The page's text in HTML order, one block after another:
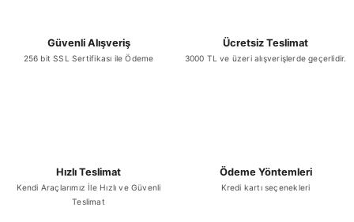
Güvenli Alışveriş
256 bit SSL Sertifikası ile Ödeme
Ücretsiz Teslimat
3000 TL ve üzeri alışverişlerde geçerlidir.
Hızlı Teslimat
Kendi Araçlarımız İle Hızlı ve Güvenli
Teslimat
Ödeme Yöntemleri
Kredi kartı seçenekleri